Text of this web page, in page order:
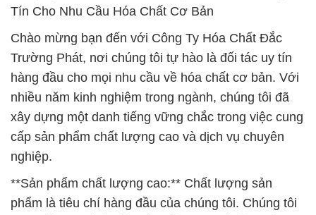
Tín Cho Nhu Cầu Hóa Chất Cơ Bản
Chào mừng bạn đến với Công Ty Hóa Chất Đắc
Trường Phát, nơi chúng tôi tự hào là đối tác uy tín
hàng đầu cho mọi nhu cầu về hóa chất cơ bản. Với
nhiều năm kinh nghiệm trong ngành, chúng tôi đã
xây dựng một danh tiếng vững chắc trong việc cung
cấp sản phẩm chất lượng cao và dịch vụ chuyên
nghiệp.
**Sản phẩm chất lượng cao:** Chất lượng sản
phẩm là tiêu chí hàng đầu của chúng tôi. Chúng tôi